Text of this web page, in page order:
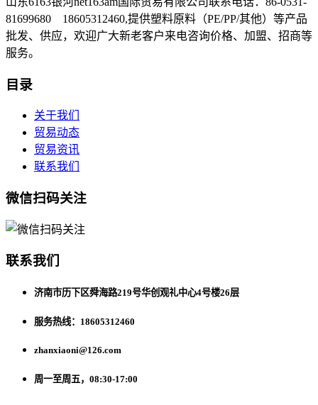
81699680 18605312460,提供塑料原料（PE/PP/其他）等产品
批发、供应，欢迎广大新老客户来电咨询价格、加盟、招商等
服务。
目录
关于我们
贸易动态
贸易资讯
联系我们
微信扫码关注
联系我们
济南市历下区舜海路219号华创观礼中心4号楼26层
服务热线：18605312460
zhanxiaoni@126.com
周一至周五，08:30-17:00